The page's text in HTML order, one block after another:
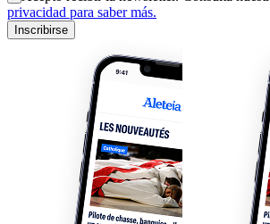
privacidad para saber más.
Inscribirse